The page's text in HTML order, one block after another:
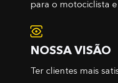
para o motociclista
NOSSA VISÃO
Ter clientes mais